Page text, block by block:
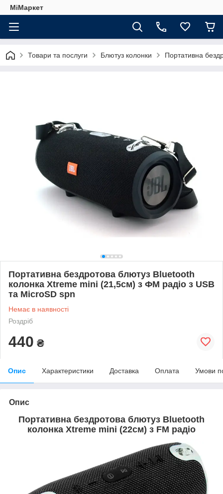
МіМаркет
Товари та послуги Блютуз колонки Портативна
Портативна бездротова блютуз Bluetooth
колонка Xtreme mini (21,5см) з ФМ радіо з USB
та MicroSD spn
Немає в наявності
Роздріб
440 ₴
Опис Характеристики Доставка Оплата Умови
Опис
Портативна бездротова блютуз Bluetooth
колонка Xtreme mini (22см) з FM радіо